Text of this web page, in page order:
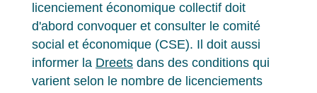
licenciement économique collectif doit
d'abord convoquer et consulter le comité
social et économique (CSE). Il doit aussi
informer la Dreets dans des conditions qui
varient selon le nombre de licenciements